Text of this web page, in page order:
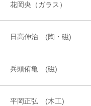
花岡央（ガラス）
日高伸治 (陶・磁)
兵頭侑亀 (磁)
平岡正弘 (木工)